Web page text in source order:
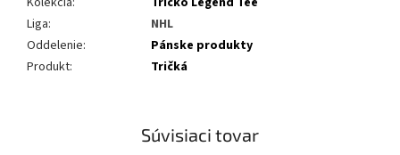
Súvisiaci tovar
Liga:
NHL
Oddelenie:
Pánske produkty
Produkt: Tričká